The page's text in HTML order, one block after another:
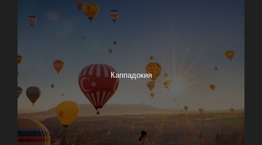
Каппадокия